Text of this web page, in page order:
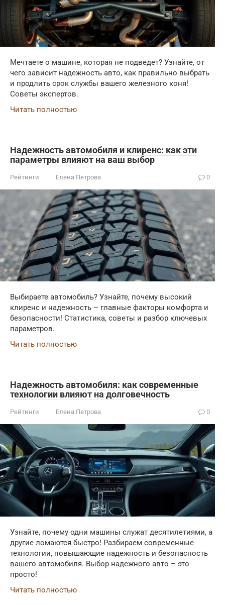
Мечтаете о машине, которая не подведет? Узнайте, от
чего зависит надежность авто, как правильно выбрать
и продлить срок службы вашего железного коня!
Советы экспертов.
Читать полностью
Надежность автомобиля и клиренс: как эти
параметры влияют на ваш выбор
Рейтинги Елена Петрова 0
Выбираете автомобиль? Узнайте, почему высокий
клиренс и надежность – главные факторы комфорта и
безопасности! Статистика, советы и разбор ключевых
параметров.
Читать полностью
Надежность автомобиля: как современные
технологии влияют на долговечность
Рейтинги Елена Петрова 0
Узнайте, почему одни машины служат десятилетиями, а
другие ломаются быстро! Разбираем современные
технологии, повышающие надежность и безопасность
вашего автомобиля. Выбор надежного авто – это
просто!
Читать полностью